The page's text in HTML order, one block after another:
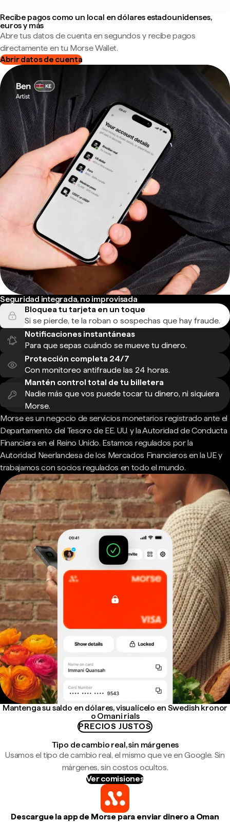
Recibe pagos como un local en dólares estadounidenses,
euros y más
Abre tus datos de cuenta en segundos y recibe pagos
directamente en tu Morse Wallet.
Abrir datos de cuenta
Seguridad integrada, no improvisada
Bloquea tu tarjeta en un toque
Si se pierde, te la roban o sospechas que hay fraude.
Notificaciones instantáneas
Para que sepas cuándo se mueve tu dinero.
Protección completa 24/7
Con monitoreo antifraude las 24 horas.
Mantén control total de tu billetera
Nadie más que vos puede tocar tu dinero, ni siquiera
Morse.
Morse es un negocio de servicios monetarios registrado ante el
Departamento del Tesoro de EE. UU. y la Autoridad de Conducta
Financiera en el Reino Unido. Estamos regulados por la
Autoridad Neerlandesa de los Mercados Financieros en la UE y
trabajamos con socios regulados en todo el mundo.
Mantenga su saldo en dólares, visualícelo en Swedish kronor
o Omani rials
PRECIOS JUSTOS
Tipo de cambio real, sin márgenes
Usamos el tipo de cambio real, el mismo que ve en Google. Sin
márgenes, sin costos ocultos.
Ver comisiones
Descargue la app de Morse para enviar dinero a Oman